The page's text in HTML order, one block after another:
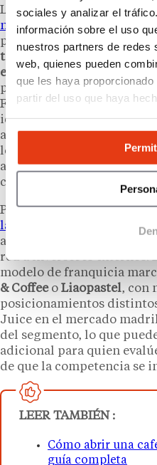
sociales y analizar el
información sobre el uso
nuestros partners de redes
web, quienes pueden
que les haya
partir del uso que haya
La llegada deJoe & The
ninguna vía de franquicia
particulares. La marca
tiendas propias o
específicos
, reservados a
previa en restauración
Food Quest. La razón de
identidad de la marca,
actitud del personal, es
los zumos que se preparan
a un franquiciado
coherencia de la
Para emprendedores
las franquicias de cafeterías
alternativa pasa por otros
red a inversores externos.
modelo de franquicia
& Coffeeo Liaopastel, con
posicionamientos
Juice en el mercado
del segmento, lo que
adicional para quien
de que la competencia se
LEER TAMBIÉN :
Cómo abrir una
guía completa